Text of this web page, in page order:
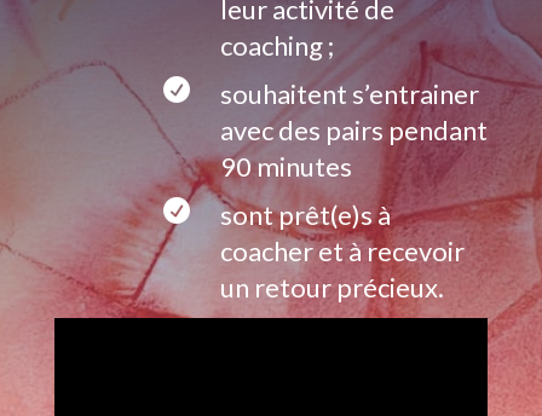
leur activité de
coaching ;

souhaitent s’entrainer
avec des pairs pendant
90 minutes

sont prêt(e)s à
coacher et à recevoir
un retour précieux.